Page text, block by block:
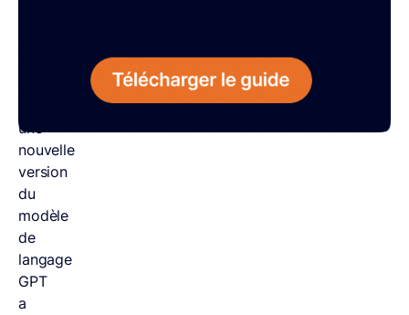
une
nouvelle
version
du
modèle
de
langage
GPT
a